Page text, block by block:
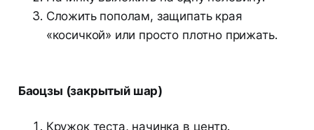
Сложить пополам, защипать края
«косичкой» или просто плотно прижать.
Баоцзы (закрытый шар)
Кружок теста, начинка в центр.